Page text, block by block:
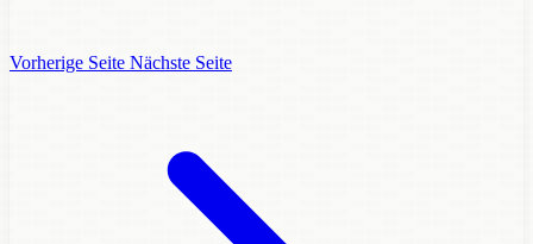
Vorherige Seite Nächste Seite